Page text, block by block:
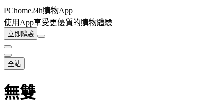
PChome24h購物App
使用App享受更優質的購物體驗
立即體驗
全站
無雙